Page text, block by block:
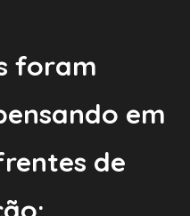
foram
em
de